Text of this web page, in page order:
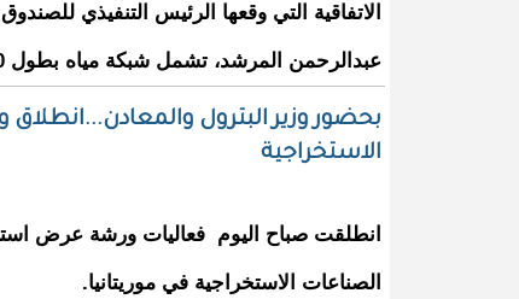
الاتفاقية التي وقعها الرئيس التنفيذي
عبدالرحمن المرشد، تشمل شبكة مياه بطول 250 كلم لتصل إلى 90 قرية وتجمع بنسبة تشكّل 20٪؜ من سكان موريتانيا.
بحضور وزير البترول
الاستخراجية
انطلقت صباح اليوم فعاليات ورشة عرض
الصناعات الاستخراجية في موريتانيا.